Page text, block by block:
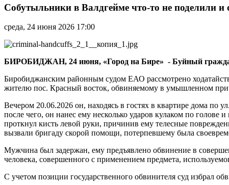
в
что-
то
не
и
зверски
избил
Собутыльники в Валдгейме что-то не поделили и
среда, 24 июня 2026 17:00
БИРОБИДЖАН, 24 июня, «Город на Бире» - Буйный
Биробиджанским районным судом ЕАО рассмотрено
жителю пос. Красный восток, обвиняемому в умышленном
Вечером 20.06.2026 он, находясь в гостях в квартире дома по
после чего, он нанес ему несколько ударов кулаком по
проткнул кисть левой руки, причинив ему телесные
вызвали бригаду скорой помощи, потерпевшему была
Мужчина был задержан, ему предъявлено обвинение в
человека, совершенного с применением предмета,
С учетом позиции государственного обвинителя суд избрал